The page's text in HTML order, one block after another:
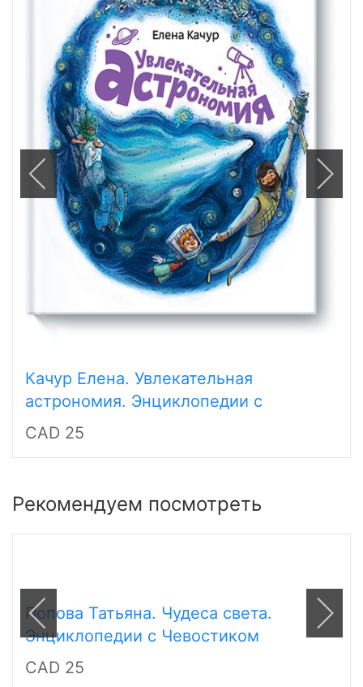
Качур Елена. Увлекательная
астрономия. Энциклопедии с
Чевостиком
CAD 25
Рекомендуем посмотреть
Попова Татьяна. Чудеса света.
Энциклопедии с Чевостиком
CAD 25